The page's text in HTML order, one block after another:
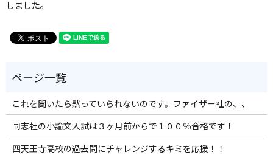
しました。
これを聞いたら黙っていられないのです。ファイザー社の、、
同志社の小論文入試は３ヶ月前からで１００％合格です！
四天王寺高校の過去問にチャレンジするキミを応援！！